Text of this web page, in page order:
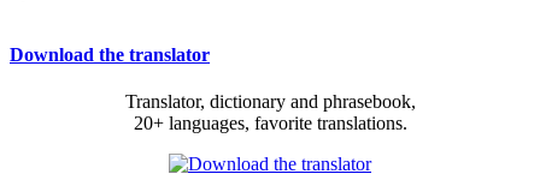
Download the translator
Translator, dictionary and phrasebook,
20+ languages, favorite translations.